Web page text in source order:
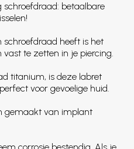
betaalbare
schroefdraad heeft is het
te zetten in je piercing.
titanium, is deze labret
voor gevoelige huid.
gemaakt van implant